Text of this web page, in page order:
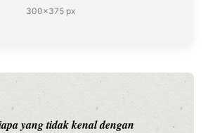
300×375 px
sangka, dua nama besar di dunia